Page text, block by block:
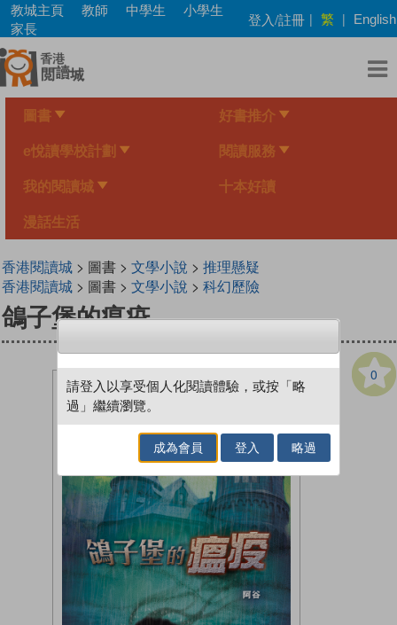
Skip
main
content
教城主頁 教師 中學生
小學生
家長
登入/註冊 | 繁 | English
圖書 好書推介
e悅讀學校計劃 閱讀服務
我的閱讀城 十本好讀
漫話生活
香港閱讀城> 圖書 > 文學小說 > 推理懸疑
香港閱讀城> 圖書 > 文學小說 > 科幻歷險
鴿子堡的瘟疫
0
請登入以享受個人化閱讀體驗，或按「略
過」繼續瀏覽。
成為會員 登入 略過